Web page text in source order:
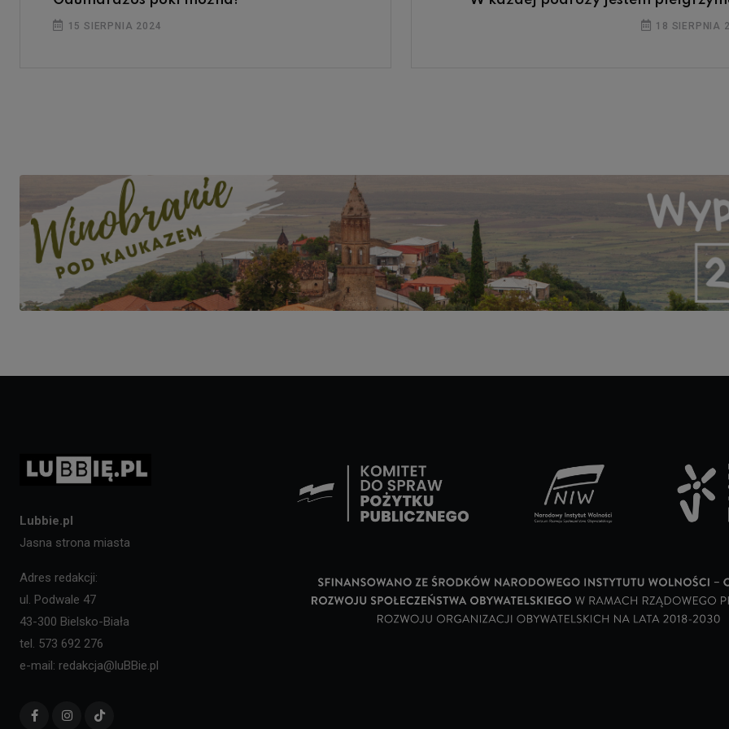
15 SIERPNIA 2024 18 SIERPNIA
Lubbie.pl
Jasna strona miasta
Adres redakcji:
ul. Podwale 47
43-300 Bielsko-Biała
tel. 573 692 276
e-mail: redakcja@luBBie.pl